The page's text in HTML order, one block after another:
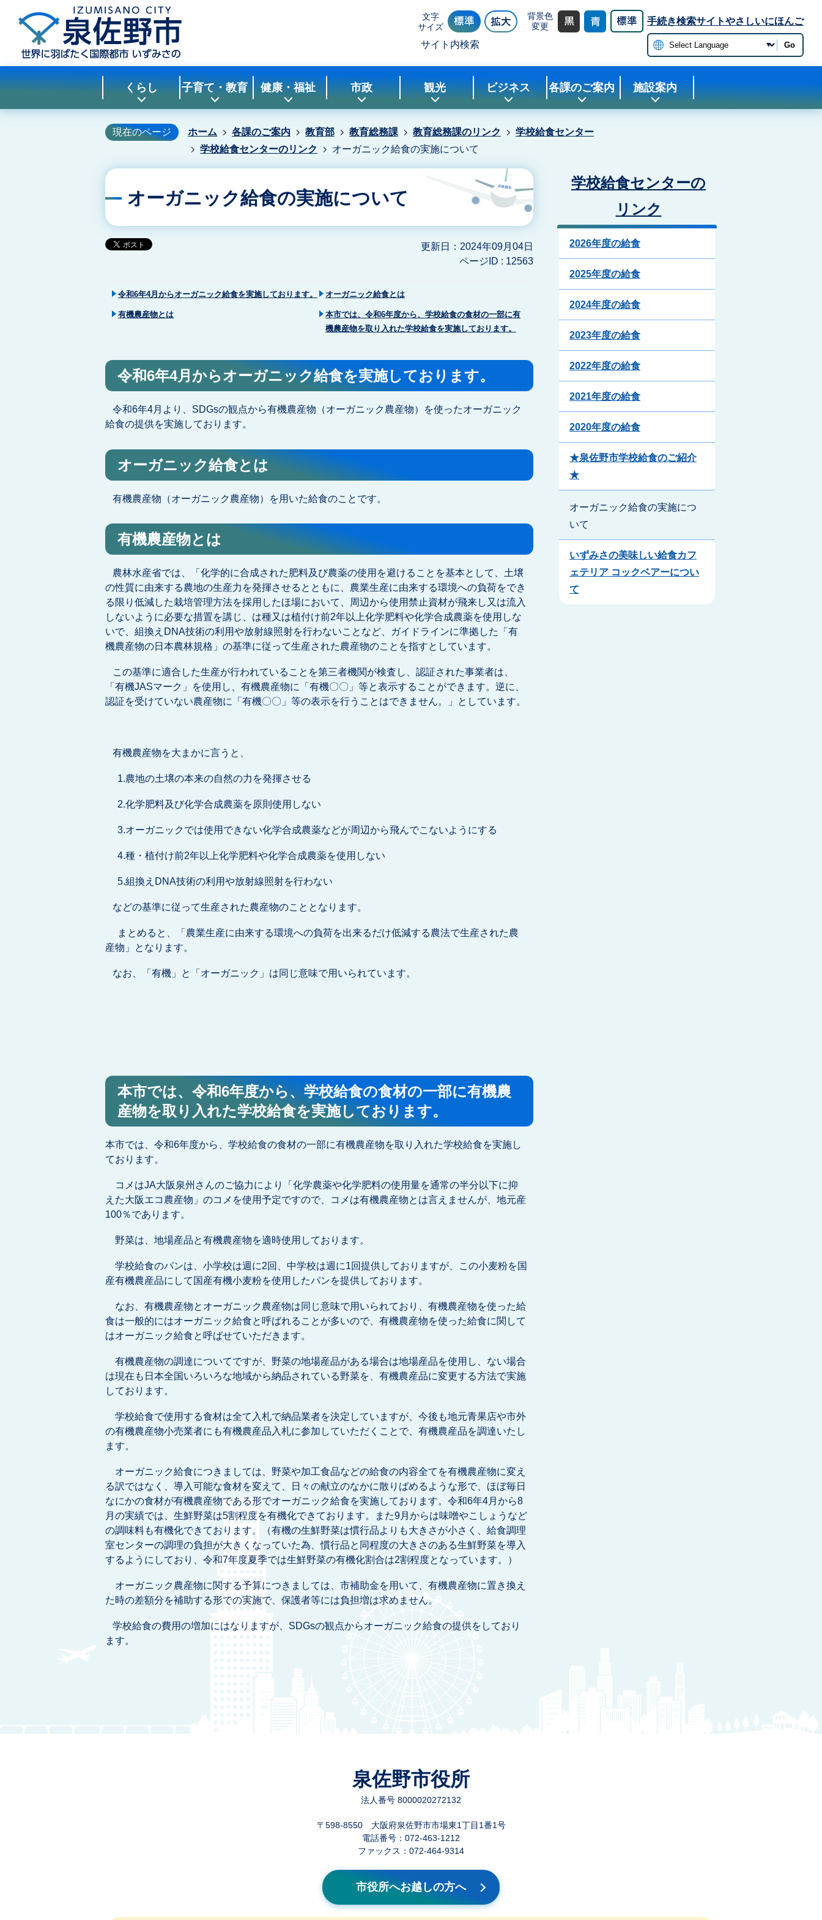
文字
サイズ
背景色
変更
手続き検索サイトやさしいにほんご
サイト内検索 Go
くらし 子育て・教育 健康・福祉 市政 観光 ビジネス 各課のご案内 施設案内
現在のページ ホーム 各課のご案内 教育部 教育総務課 教育総務課のリンク
学校給食センター
学校給食センターのリンク
オーガニック給食の実施について
オーガニック給食の実施について
更新日：2024年09月04日
ページID : 12563
令和6年4月からオーガニック給食を実施しております。 オーガニック給食とは
有機農産物とは
本市では、令和6年度から、学校給食の食材の一部に有
機農産物を取り入れた学校給食を実施しております。
令和6年4月からオーガニック給食を実施しております。
令和6年4月より、SDGsの観点から有機農産物（オーガニック農産物）を使ったオーガニック
給食の提供を実施しております。
オーガニック給食とは
有機農産物（オーガニック農産物）を用いた給食のことです。
有機農産物とは
農林水産省では、「化学的に合成された肥料及び農薬の使用を避けることを基本として、土壌
の性質に由来する農地の生産力を発揮させるとともに、農業生産に由来する環境への負荷をでき
る限り低減した栽培管理方法を採用したほ場において、周辺から使用禁止資材が飛来し又は流入
しないように必要な措置を講じ、は種又は植付け前2年以上化学肥料や化学合成農薬を使用しな
いで、組換えDNA技術の利用や放射線照射を行わないことなど、ガイドラインに準拠した「有
機農産物の日本農林規格」の基準に従って生産された農産物のことを指すとしています。
この基準に適合した生産が行われていることを第三者機関が検査し、認証された事業者は、
「有機JASマーク」を使用し、有機農産物に「有機〇〇」等と表示することができます。逆に、
認証を受けていない農産物に「有機〇〇」等の表示を行うことはできません。」としています。
有機農産物を大まかに言うと、
1.農地の土壌の本来の自然の力を発揮させる
2.化学肥料及び化学合成農薬を原則使用しない
3.オーガニックでは使用できない化学合成農薬などが周辺から飛んでこないようにする
4.種・植付け前2年以上化学肥料や化学合成農薬を使用しない
5.組換えDNA技術の利用や放射線照射を行わない
などの基準に従って生産された農産物のこととなります。
まとめると、「農業生産に由来する環境への負荷を出来るだけ低減する農法で生産された農
産物」となります。
なお、「有機」と「オーガニック」は同じ意味で用いられています。
本市では、令和6年度から、学校給食の食材の一部に有機農
産物を取り入れた学校給食を実施しております。
本市では、令和6年度から、学校給食の食材の一部に有機農産物を取り入れた学校給食を実施し
ております。
コメはJA大阪泉州さんのご協力により「化学農薬や化学肥料の使用量を通常の半分以下に抑
えた大阪エコ農産物」のコメを使用予定ですので、コメは有機農産物とは言えませんが、地元産
100％であります。
野菜は、地場産品と有機農産物を適時使用しております。
学校給食のパンは、小学校は週に2回、中学校は週に1回提供しておりますが、この小麦粉を国
産有機農産品にして国産有機小麦粉を使用したパンを提供しております。
なお、有機農産物とオーガニック農産物は同じ意味で用いられており、有機農産物を使った給
食は一般的にはオーガニック給食と呼ばれることが多いので、有機農産物を使った給食に関して
はオーガニック給食と呼ばせていただきます。
有機農産物の調達についてですが、野菜の地場産品がある場合は地場産品を使用し、ない場合
は現在も日本全国いろいろな地域から納品されている野菜を、有機農産品に変更する方法で実施
しております。
学校給食で使用する食材は全て入札で納品業者を決定していますが、今後も地元青果店や市外
の有機農産物小売業者にも有機農産品入札に参加していただくことで、有機農産品を調達いたし
ます。
オーガニック給食につきましては、野菜や加工食品などの給食の内容全てを有機農産物に変え
る訳ではなく、導入可能な食材を変えて、日々の献立のなかに散りばめるような形で、ほぼ毎日
なにかの食材が有機農産物である形でオーガニック給食を実施しております。令和6年4月から8
月の実績では、生鮮野菜は5割程度を有機化できております。また9月からは味噌やこしょうなど
の調味料も有機化できております。（有機の生鮮野菜は慣行品よりも大きさが小さく、給食調理
室センターの調理の負担が大きくなっていた為、慣行品と同程度の大きさのある生鮮野菜を導入
するようにしており、令和7年度夏季では生鮮野菜の有機化割合は2割程度となっています。）
オーガニック農産物に関する予算につきましては、市補助金を用いて、有機農産物に置き換え
た時の差額分を補助する形での実施で、保護者等には負担増は求めません。
学校給食の費用の増加にはなりますが、SDGsの観点からオーガニック給食の提供をしており
ます。
学校給食センターの
リンク
2026年度の給食
2025年度の給食
2024年度の給食
2023年度の給食
2022年度の給食
2021年度の給食
2020年度の給食
★泉佐野市学校給食のご紹介
★
オーガニック給食の実施につ
いて
いずみさの美味しい給食カフ
ェテリア コックベアーについ
て
泉佐野市役所
法人番号 8000020272132
〒598-8550 大阪府泉佐野市市場東1丁目1番1号
電話番号：072-463-1212
ファックス：072-464-9314
市役所へお越しの方へ